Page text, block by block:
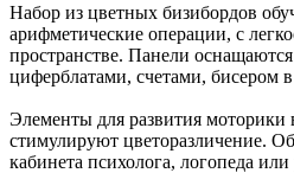
Набор из цветных бизибордов
арифметические операции, с
пространстве. Панели
циферблатами, счетами, бисером в
Элементы для развития моторики
стимулируют цветоразличение.
кабинета психолога, логопеда